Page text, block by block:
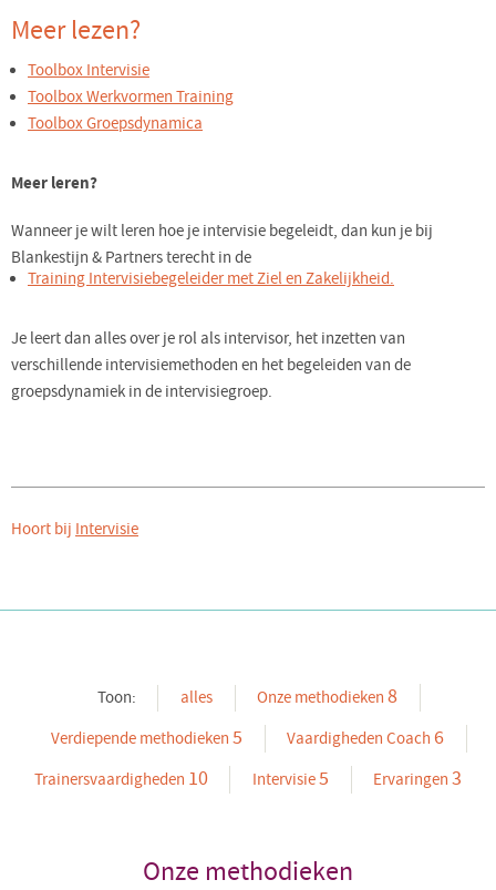
Meer lezen?
Toolbox Intervisie
Toolbox Werkvormen Training
Toolbox Groepsdynamica
Meer leren?
Wanneer je wilt leren hoe je intervisie begeleidt, dan kun je bij
Blankestijn & Partners terecht in de
Training Intervisiebegeleider met Ziel en Zakelijkheid.
Je leert dan alles over je rol als intervisor, het inzetten van
verschillende intervisiemethoden en het begeleiden van de
groepsdynamiek in de intervisiegroep.
Hoort bij Intervisie
Toon: alles Onze methodieken8
Verdiepende methodieken 5 Vaardigheden Coach6
Trainersvaardigheden 10 Intervisie5 Ervaringen3
Onze methodieken